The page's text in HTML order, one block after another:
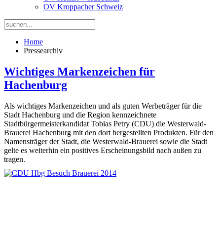
OV Kroppacher Schweiz
Home
Pressearchiv
Wichtiges Markenzeichen für
Hachenburg
Als wichtiges Markenzeichen und als guten Werbeträger für die
Stadt Hachenburg und die Region kennzeichnete
Stadtbürgermeisterkandidat Tobias Petry (CDU) die Westerwald-
Brauerei Hachenburg mit den dort hergestellten Produkten. Für den
Namensträger der Stadt, die Westerwald-Brauerei sowie die Stadt
gelte es weiterhin ein positives Erscheinungsbild nach außen zu
tragen.